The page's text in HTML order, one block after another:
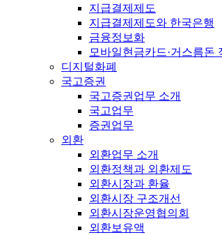
지급결제제도
지급결제제도와 한국은행
금융정보화
모바일현금카드·거스름돈
디지털화폐
국고증권
국고증권업무 소개
국고업무
증권업무
외환
외환업무 소개
외환정책과 외환제도
외환시장과 환율
외환시장 구조개선
외환시장운영협의회
외환보유액